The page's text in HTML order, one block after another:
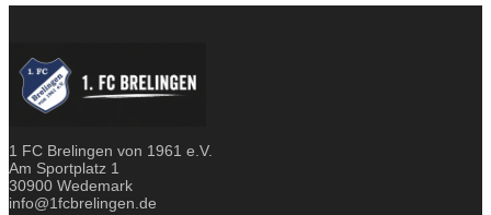
1 FC Brelingen von 1961 e.V.
Am Sportplatz 1
30900 Wedemark
info@1fcbrelingen.de